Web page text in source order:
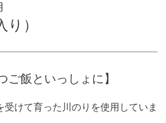
）
ご飯といっしょに】
受けて育った川のりを使用していま